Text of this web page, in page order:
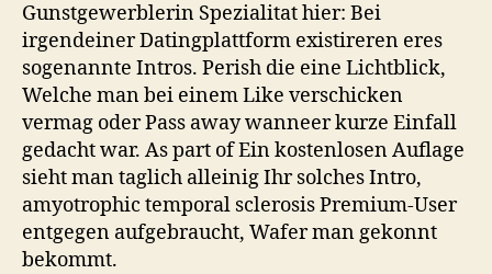
Gunstgewerblerin Spezialitat hier: Bei
irgendeiner Datingplattform existireren eres
sogenannte Intros. Perish die eine Lichtblick,
Welche man bei einem Like verschicken
vermag oder Pass away wanneer kurze Einfall
gedacht war. As part of Ein kostenlosen Auflage
sieht man taglich alleinig Ihr solches Intro,
amyotrophic temporal sclerosis Premium-User
entgegen aufgebraucht, Wafer man gekonnt
bekommt.